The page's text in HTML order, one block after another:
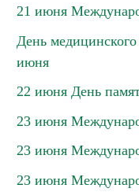
21 июня
День медицинского
июня
22 июня День
23 июня
23 июня
23 июня